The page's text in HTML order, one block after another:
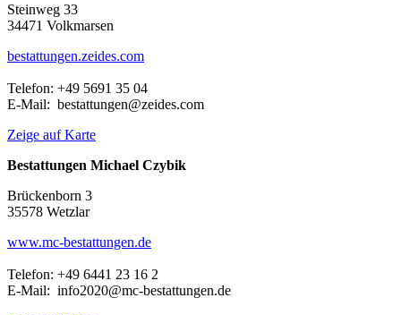
Steinweg 33
34471 Volkmarsen
bestattungen.zeides.com
Telefon: +49 5691 35 04
E-Mail: bestattungen@zeides.com
Zeige auf Karte
Bestattungen Michael Czybik
Brückenborn 3
35578 Wetzlar
www.mc-bestattungen.de
Telefon: +49 6441 23 16 2
E-Mail: info2020@mc-bestattungen.de